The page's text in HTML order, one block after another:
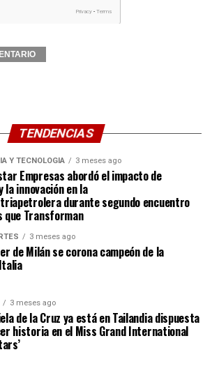
TENDENCIAS
Y TECNOLOGÍA 3 meses ago
Empresas abordó el impacto de
la innovación en la
durante segundo encuentro
que Transforman
3 meses ago
de Milán se corona campeón de la
3 meses ago
de la Cruz ya está en Tailandia dispuesta
historia en el Miss Grand International